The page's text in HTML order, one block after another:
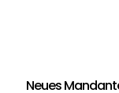
Neues